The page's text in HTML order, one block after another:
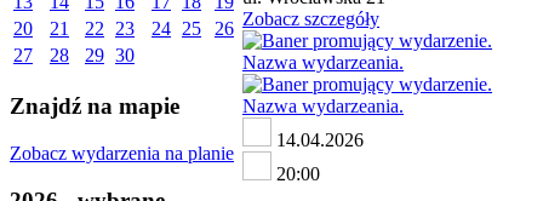
20
21 22 23 24 25
26
27
28 29 30
Znajdź na mapie
Zobacz wydarzenia na planie
Zobacz szczegóły
14.04.2026
20:00